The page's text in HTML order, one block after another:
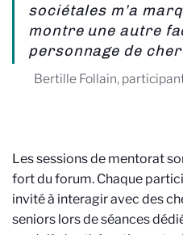
sociétales m’a
montre une autre
personnage de
Bertille Follain,
Les sessions de mentorat
fort du forum. Chaque
invité à interagir avec des
seniors lors de séances